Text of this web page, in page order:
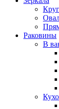
Раковины
В